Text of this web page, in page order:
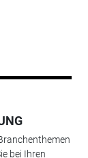
bei Ihren